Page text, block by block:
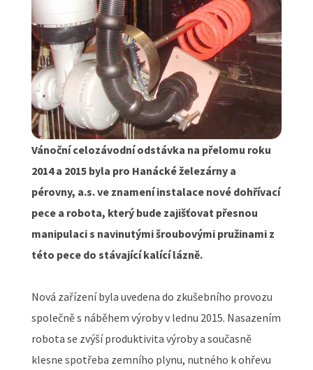
Vánoční celozávodní odstávka na přelomu roku
2014 a 2015 byla pro Hanácké železárny a
pérovny, a.s. ve znamení instalace nové dohřívací
pece a robota, který bude zajišťovat přesnou
manipulaci s navinutými šroubovými pružinami z
této pece do stávající kalící lázně.
Nová zařízení byla uvedena do zkušebního provozu
společně s náběhem výroby v lednu 2015. Nasazením
robota se zvýší produktivita výroby a současně
klesne spotřeba zemního plynu, nutného k ohřevu